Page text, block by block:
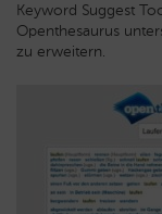
Keyword Suggest
Openthesaurus
zu erweitern.